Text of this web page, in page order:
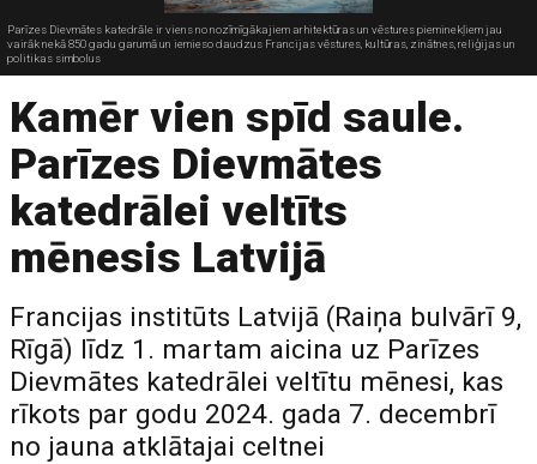
Parīzes Dievmātes katedrāle ir viens no nozīmīgākajiem arhitektūras un vēstures pieminekļiem jau
vairāk nekā 850 gadu garumā un iemieso daudzus Francijas vēstures, kultūras, zinātnes, reliģijas un
politikas simbolus
Kamēr vien spīd saule.
Parīzes Dievmātes
katedrālei veltīts
mēnesis Latvijā
Francijas institūts Latvijā (Raiņa bulvārī 9,
Rīgā) līdz 1. martam aicina uz Parīzes
Dievmātes katedrālei veltītu mēnesi, kas
rīkots par godu 2024. gada 7. decembrī
no jauna atklātajai celtnei